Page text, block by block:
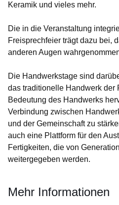
Keramik und vieles mehr.
Die in die Veranstaltung
Freisprechfeier trägt dazu bei,
anderen Augen
Die Handwerkstage sind
das traditionelle Handwerk der
Bedeutung des Handwerks
Verbindung zwischen
und der Gemeinschaft zu
auch eine Plattform für den
Fertigkeiten, die von
weitergegeben werden.
Mehr Informationen